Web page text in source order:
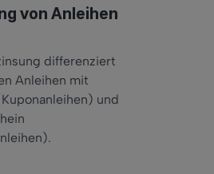
von Anleihen
differenziert
Anleihen mit
und